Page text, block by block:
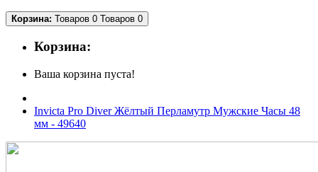
Корзина: Товаров 0 Товаров 0
Корзина:
Ваша корзина пуста!
Invicta Pro Diver Жёлтый Перламутр Мужские Часы 48
мм - 49640